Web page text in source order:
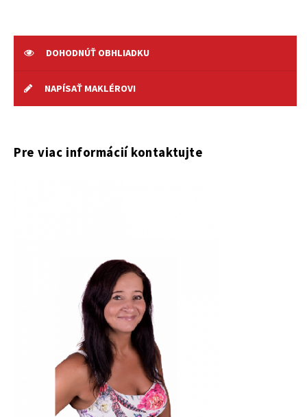
DOHODNÚŤ OBHLIADKU
NAPÍSAŤ MAKLÉROVI
Pre viac informácií kontaktujte